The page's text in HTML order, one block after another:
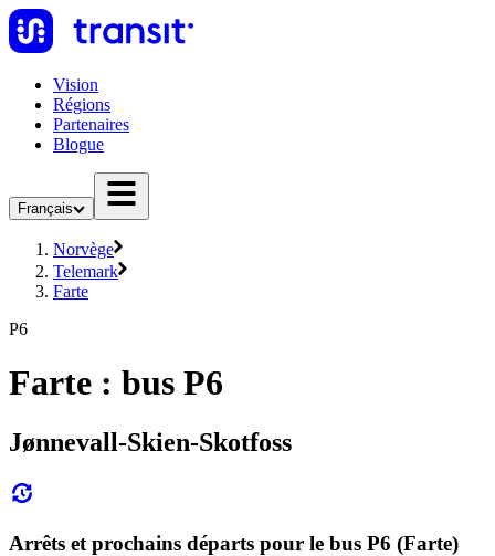
Vision
Régions
Partenaires
Blogue
Français
Norvège
Telemark
Farte
P6
Farte : bus P6
Jønnevall-Skien-Skotfoss
Arrêts et prochains départs pour le bus P6 (Farte)